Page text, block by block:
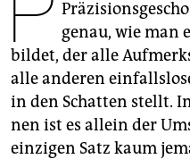
epaper logingenau, wie man
bildet, der alle
alle anderen
in den Schatten stellt.
nen ist es allein der
einzigen Satz kaum